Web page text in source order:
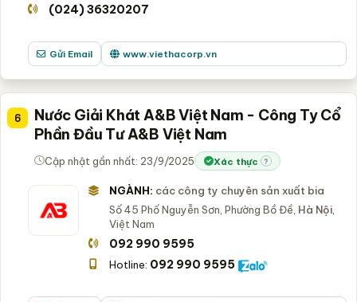
(024) 36320207
Gửi Email www.viethacorp.vn
6
Nước Giải Khát A&B Việt Nam - Công Ty Cổ
Phần Đầu Tư A&B Việt Nam
Cập nhật gần nhất: 23/9/2025 Xác thực ?
NGÀNH: các công ty chuyên sản xuất bia
Số 45 Phố Nguyễn Sơn, Phường Bồ Đề, Hà Nội,
Việt Nam
092 990 9595
Hotline: 092 990 9595